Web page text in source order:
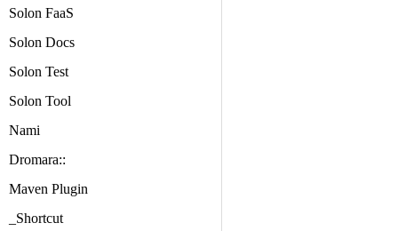
Solon FaaS
Solon Docs
Solon Test
Solon Tool
Nami
Dromara::
Maven Plugin
_Shortcut